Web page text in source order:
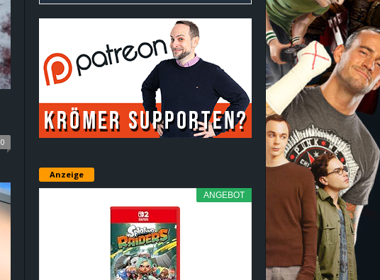
0
Anzeige
ANGEBOT